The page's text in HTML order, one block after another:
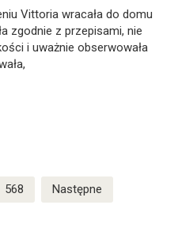
Vittoria wracała do domu
zgodnie z przepisami, nie
i uważnie obserwowała
568 Następne